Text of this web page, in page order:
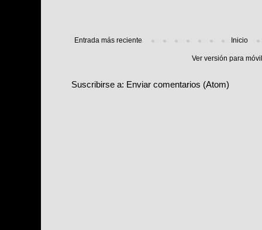
Entrada más reciente Inicio
Ver versión para
Suscribirse a: Enviar comentarios (Atom)